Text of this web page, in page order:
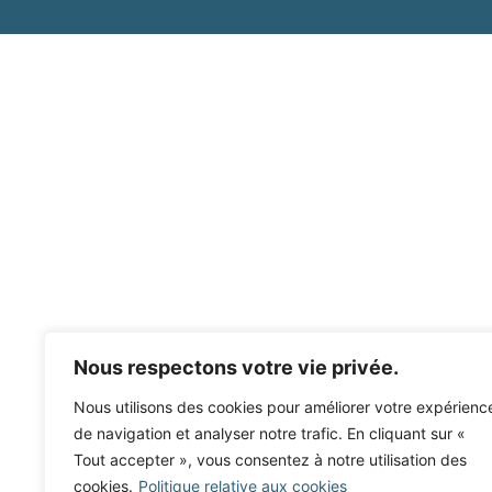
Nous respectons votre vie privée.
Nous utilisons des cookies pour améliorer votre
de navigation et analyser notre trafic. En cliquant sur «
Tout accepter », vous consentez à notre utilisation des
cookies. Politique relative aux cookies